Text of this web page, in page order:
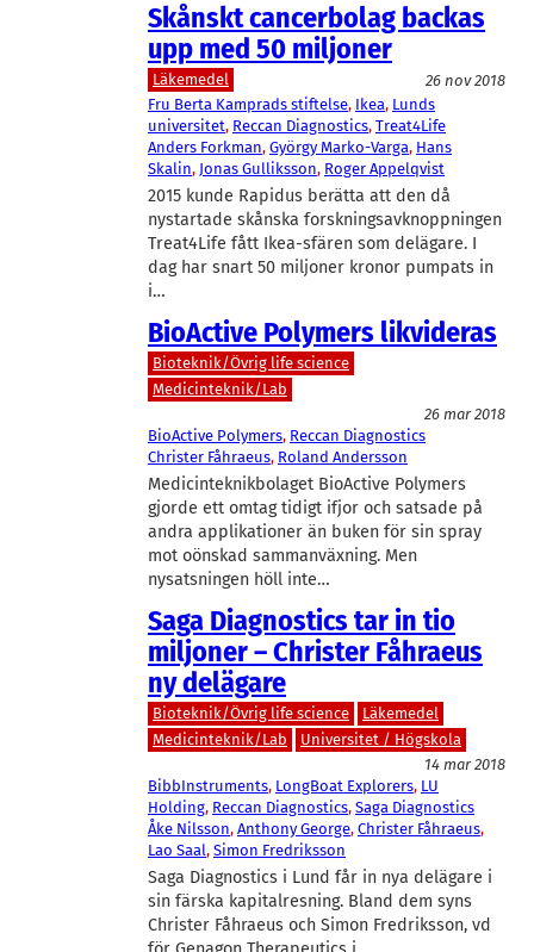
Skånskt cancerbolag backas
upp med 50 miljoner
Läkemedel
26 nov 2018
Fru Berta Kamprads stiftelse, Ikea, Lunds
universitet, Reccan Diagnostics, Treat4Life
Anders Forkman, György Marko-Varga, Hans
Skalin, Jonas Gulliksson, Roger Appelqvist
2015 kunde Rapidus berätta att den då
nystartade skånska forskningsavknoppningen
Treat4Life fått Ikea-sfären som delägare. I
dag har snart 50 miljoner kronor pumpats in
i…
BioActive Polymers likvideras
Bioteknik/Övrig life science
Medicinteknik/Lab
26 mar 2018
BioActive Polymers, Reccan Diagnostics
Christer Fåhraeus, Roland Andersson
Medicinteknikbolaget BioActive Polymers
gjorde ett omtag tidigt ifjor och satsade på
andra applikationer än buken för sin spray
mot oönskad sammanväxning. Men
nysatsningen höll inte…
Saga Diagnostics tar in tio
miljoner – Christer Fåhraeus
ny delägare
Bioteknik/Övrig life science
Läkemedel
Medicinteknik/Lab
Universitet / Högskola
14 mar 2018
BibbInstruments, LongBoat Explorers, LU
Holding, Reccan Diagnostics, Saga Diagnostics
Åke Nilsson, Anthony George, Christer Fåhraeus
Lao Saal, Simon Fredriksson
Saga Diagnostics i Lund får in nya delägare i
sin färska kapitalresning. Bland dem syns
Christer Fåhraeus och Simon Fredriksson, vd